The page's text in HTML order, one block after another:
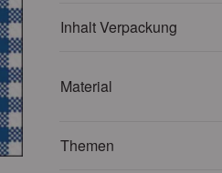
Inhalt Verpackung
Material
Themen